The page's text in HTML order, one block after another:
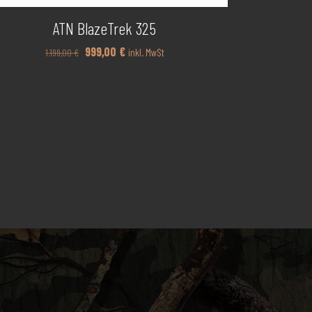
ATN BlazeTrek 325
1.199,00€ Ursprünglicher
999,00 €Aktueller
inkl. MwSt